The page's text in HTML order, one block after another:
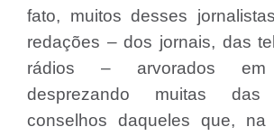
fato, muitos desses
redações – dos jornais, das
rádios – arvorados em
desprezando muitas
conselhos daqueles que, na